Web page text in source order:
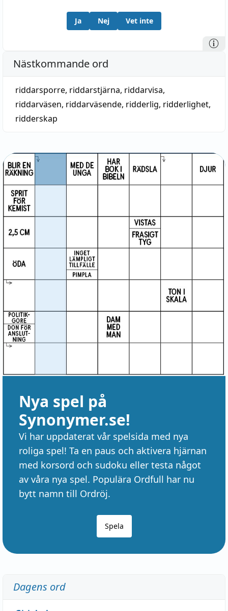
Ja Nej Vet inte
Nästkommande ord
riddarsporre, riddarstjärna, riddarvisa,
riddarväsen, riddarväsende, ridderlig, ridderlighet,
ridderskap
Nya spel på
Synonymer.se!
Vi har uppdaterat vår spelsida med nya
roliga spel! Ta en paus och aktivera hjärnan
med korsord och sudoku eller testa något
av våra nya spel. Populära Ordfull har nu
bytt namn till Ordröj.
Spela
Dagens ord